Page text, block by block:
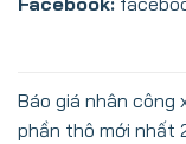
Báo giá nhân công
phần thô mới nhất